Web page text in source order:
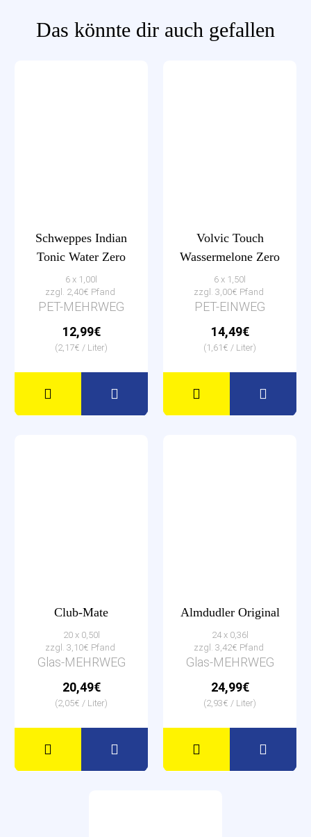
Das könnte dir auch gefallen
Schweppes Indian
Tonic Water Zero
6 x 1,00l
zzgl. 2,40€ Pfand
PET-MEHRWEG
12,99€
(2,17€ / Liter)
Volvic Touch
Wassermelone Zero
6 x 1,50l
zzgl. 3,00€ Pfand
PET-EINWEG
14,49€
(1,61€ / Liter)
Club-Mate
20 x 0,50l
zzgl. 3,10€ Pfand
Glas-MEHRWEG
20,49€
(2,05€ / Liter)
Almdudler Original
24 x 0,36l
zzgl. 3,42€ Pfand
Glas-MEHRWEG
24,99€
(2,93€ / Liter)